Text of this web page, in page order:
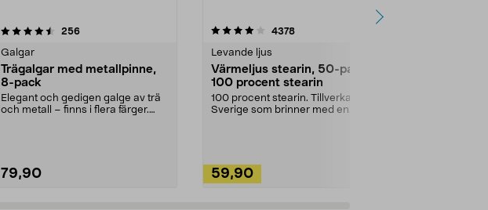
256recensioner
Galgar
Trägalgar med metallpinne,
8-pack
Elegant och gedigen galge av trä
och metall – finns i flera färger.
79,90
4.0av 5 stjärnor 4378recensioner
Levande ljus
Värmeljus stearin, 50-pack,
100 procent stearin
100 procent stearin. Tillverkade i
Sverige som brinner med en
59,90
4.5av 5 stjärnor